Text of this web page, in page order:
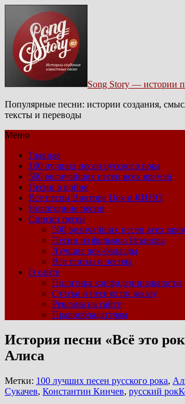
Song Story — истории
Популярные песни: истории создания,
тексты и переводы
Меню
Главная
100 лучших песен русского рока
500 величайших песен всех времен
Песни о войне
Все песни Виктора Цоя и КИНО
Новогодние песни
Списки песен
500 величайших песен всех
Песни из фильмов Рязанова
Лучшие рок-баллады
Все статьи о песнях
О сайте
Политика конфиденциальности
Статьи о песнях по заказу
Реклама на сайте
Правообладателям
История песни «Всё это
Алиса
Метки: 100 лучших песен русского рока,
Сукачев, Константин Кинчев, русский рок